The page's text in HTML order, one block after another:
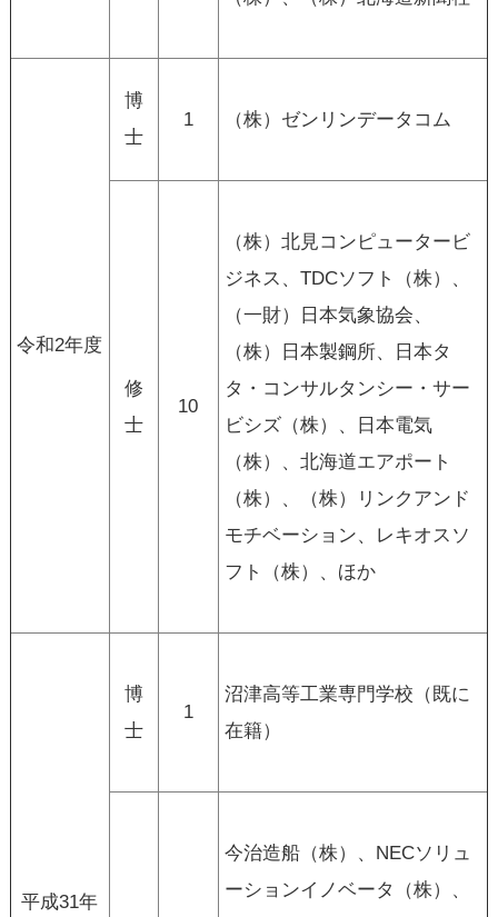
令和2年度
博
士
1 （株）ゼンリンデータコム
修
士
10
（株）北見コンピュータービ
ジネス、TDCソフト（株）、
（一財）日本気象協会、
（株）日本製鋼所、日本タ
タ・コンサルタンシー・サー
ビシズ（株）、日本電気
（株）、北海道エアポート
（株）、（株）リンクアンド
モチベーション、レキオスソ
フト（株）、ほか
平成31年
博
士
1
沼津高等工業専門学校（既に
在籍）
今治造船（株）、NECソリュ
ーションイノベータ（株）、